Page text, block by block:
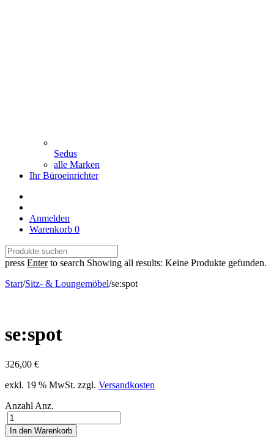
Sedus
alle Marken
Ihr Büroeinrichter
Anmelden
Warenkorb 0
press Enterto search Showing all results: Keine Produkte gefunden.
Start/Sitz- & Loungemöbel/se:spot
se:spot
326,00 €
exkl. 19 % MwSt. zzgl. Versandkosten
Anzahl Anz.
In den Warenkorb